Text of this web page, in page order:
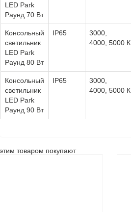
LED Park
Раунд 70 Вт
Консольный
светильник
LED Park
Раунд 80 Вт
IP65
3000,
4000, 5000 К
Консольный
светильник
LED Park
Раунд 90 Вт
IP65
3000,
4000, 5000 К
товаром покупают